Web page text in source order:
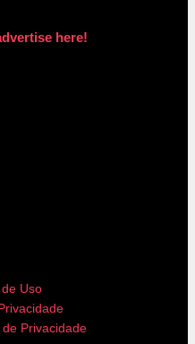
here!
de Uso
Privacidade